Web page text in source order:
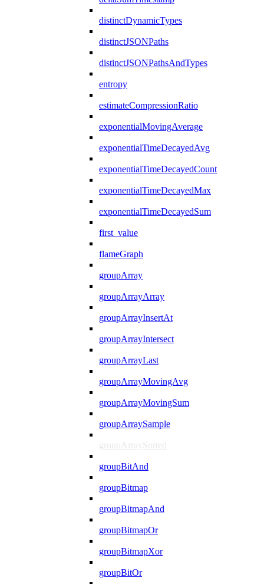
distinctDynamicTypes
distinctJSONPaths
distinctJSONPathsAndTypes
entropy
estimateCompressionRatio
exponentialMovingAverage
exponentialTimeDecayedAvg
exponentialTimeDecayedCount
exponentialTimeDecayedMax
exponentialTimeDecayedSum
first_value
flameGraph
groupArray
groupArrayArray
groupArrayInsertAt
groupArrayIntersect
groupArrayLast
groupArrayMovingAvg
groupArrayMovingSum
groupArraySample
groupArraySorted
groupBitAnd
groupBitmap
groupBitmapAnd
groupBitmapOr
groupBitmapXor
groupBitOr